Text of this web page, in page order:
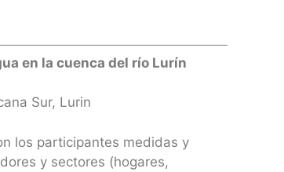
en la cuenca del río Lurín
Sur, Lurin
los participantes medidas y
y sectores (hogares,